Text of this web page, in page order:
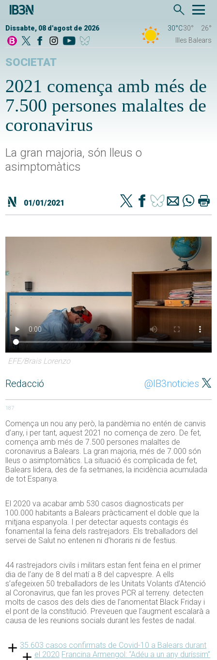
Dissabte, 08 d'agost de 2026 30°C30°
26°
Illes Balears
SOCIETAT
2021 comença amb més de
7.500 persones malaltes de
coronavirus
La gran majoria, són lleus o
asimptomàtics
01/01/2021
EFE/Brais Lorenzo
Redacció @IB3noticies
187
Comença un nou any però, la pandèmia no entén de canvis
d’any, i per tant, aquest 2021 no comença de zero. De fet,
comença amb més de 7.500 persones malaltes de
coronavirus a Balears. La gran majoria, més de 7.000 són
lleus o asimptomàtics. La situació és complicada de fet,
Balears lidera, des de fa setmanes, la incidència acumulada
de tot Espanya.
El 2020 va acabar amb 530 casos diagnosticats per
100.000 habitants a Balears pràcticament el doble que la
mitjana espanyola. I per detectar aquests contagis és
fonamental la feina dels rastrejadors. Els treballadors del
servei de Salut no entenen ni d’horaris ni de festius.
44 rastrejadors civils i militars estan fent feina en el primer
dia de l’any de 8 del matí a 8 del capvespre. A ells
s’afegeixen 50 treballadors de les Unitats Volants d’Atenció
al Coronavirus, que fan les proves PCR al terreny. detecten
molts de casos des dels dies de l’anomentat Black Friday i
el pont de la constitució. Preveuen que l’augment escalarà a
causa de les reunions socials durant les festes de nadal.
35.603 casos confirmats de Covid-10 a Balears durant
el 2020 Francina Armengol: “Adéu a un any duríssim”